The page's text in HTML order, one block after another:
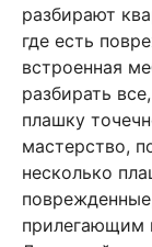
разбирают
где есть
встроенная
разбирать
плашку
мастерство,
несколько
прилегающим